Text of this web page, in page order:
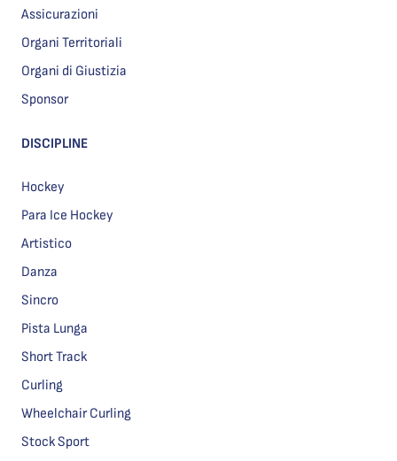
Assicurazioni
Organi Territoriali
Organi di Giustizia
Sponsor
DISCIPLINE
Hockey
Para Ice Hockey
Artistico
Danza
Sincro
Pista Lunga
Short Track
Curling
Wheelchair Curling
Stock Sport